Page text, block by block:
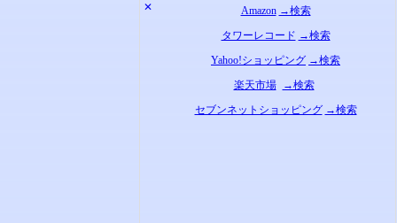
✕ Amazon →検索
タワーレコード →検索
Yahoo!ショッピング →検索
楽天市場
→検索
セブンネットショッピング →検索